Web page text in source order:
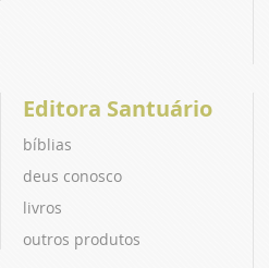
Editora Santuário
bíblias
deus conosco
livros
outros produtos